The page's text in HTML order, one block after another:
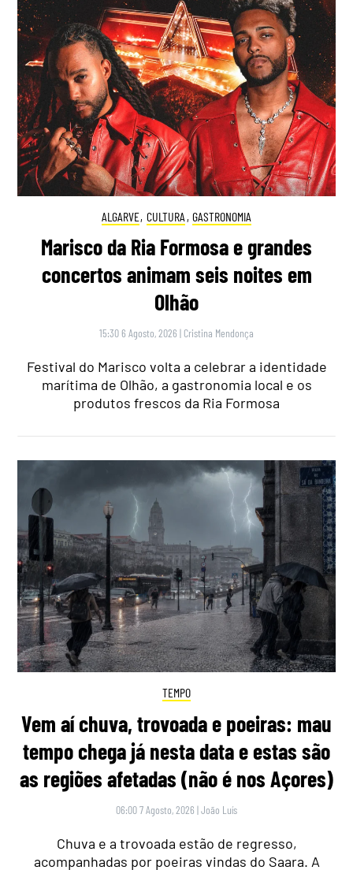
ALGARVE, CULTURA , GASTRONOMIA
Marisco da Ria Formosa e grandes
concertos animam seis noites em
Olhão
15:30 6 Agosto, 2026 | Cristina Mendonça
Festival do Marisco volta a celebrar a identidade
marítima de Olhão, a gastronomia local e os
produtos frescos da Ria Formosa
TEMPO
Vem aí chuva, trovoada e poeiras: mau
tempo chega já nesta data e estas são
as regiões afetadas (não é nos Açores)
06:00 7 Agosto, 2026 |João Luís
Chuva e a trovoada estão de regresso,
acompanhadas por poeiras vindas do Saara. A